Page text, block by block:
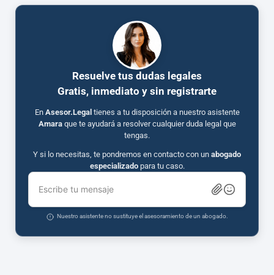
Resuelve tus dudas legales
Gratis, inmediato y sin registrarte
En Asesor.Legal tienes a tu disposición a nuestro asistente
Amaraque te ayudará a resolver cualquier duda legal que
tengas.
Y si lo necesitas, te pondremos en contacto con un abogado
especializadopara tu caso.
Escribe tu mensaje
Nuestro asistente no sustituye el asesoramiento de un abogado.